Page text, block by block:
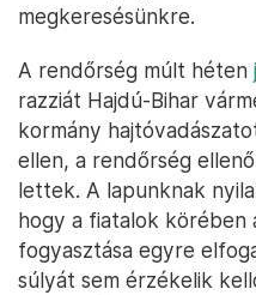
megkeresésünkre.
A rendőrség múlt héten
razziát Hajdú-Bihar
kormány
ellen, a rendőrség
lettek. A lapunknak
hogy a fiatalok körében
fogyasztása egyre
súlyát sem érzékelik